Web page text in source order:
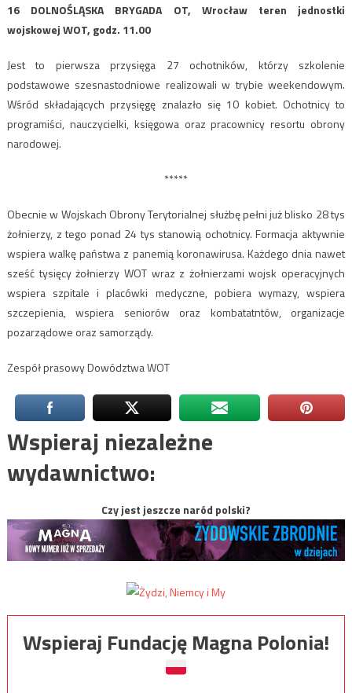
16 DOLNOŚLĄSKA BRYGADA OT, Wrocław teren jednostki
wojskowej WOT, godz. 11.00
Jest to pierwsza przysięga 27 ochotników, którzy szkolenie
podstawowe szesnastodniowe realizowali w trybie weekendowym.
Wśród składających przysięgę znalazło się 10 kobiet. Ochotnicy to
programiści, nauczycielki, księgowa oraz pracownicy resortu obrony
narodowej.
*****
Obecnie w Wojskach Obrony Terytorialnej służbę pełni już blisko 28 tys
żołnierzy, z tego ponad 24 tys stanowią ochotnicy. Formacja aktywnie
wspiera walkę państwa z panemią koronawirusa. Każdego dnia nawet
sześć tysięcy żołnierzy WOT wraz z żołnierzami wojsk operacyjnych
wspiera szpitale i placówki medyczne, pobiera wymazy, wspiera
szczepienia, wspiera seniorów oraz kombatatntów, organizacje
pozarządowe oraz samorządy.
Zespół prasowy Dowództwa WOT
Wspieraj niezależne
wydawnictwo:
Czy jest jeszcze naród polski?
Wspieraj Fundację Magna Polonia!